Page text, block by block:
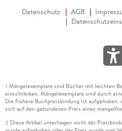
Datenschutz AGB
1 Mängelexemplare sind Bücher mit leichten
einschränken. Mängelexemplare sind durch
Die frühere Buchpreisbindung ist aufgehoben.
sich auf den gebundenen Preis eines
2 Diese Artikel unterliegen nicht der